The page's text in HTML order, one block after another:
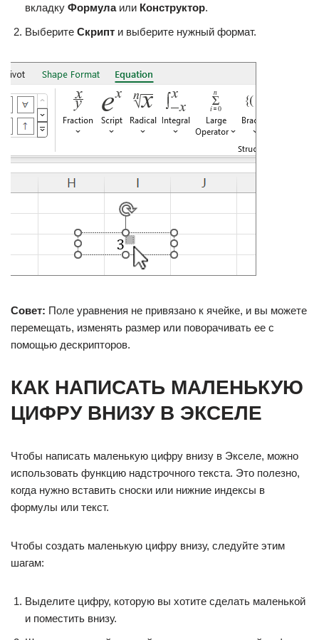
вкладку Формулаили Конструктор.
Выберите Скрипт и выберите нужный формат.
Совет: Поле уравнения не привязано к ячейке, и вы можете
перемещать, изменять размер или поворачивать ее с
помощью дескрипторов.
КАК НАПИСАТЬ МАЛЕНЬКУЮ
ЦИФРУ ВНИЗУ В ЭКСЕЛЕ
Чтобы написать маленькую цифру внизу в Экселе, можно
использовать функцию надстрочного текста. Это полезно,
когда нужно вставить сноски или нижние индексы в
формулы или текст.
Чтобы создать маленькую цифру внизу, следуйте этим
шагам:
Выделите цифру, которую вы хотите сделать маленькой
и поместить внизу.